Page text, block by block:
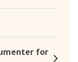
for